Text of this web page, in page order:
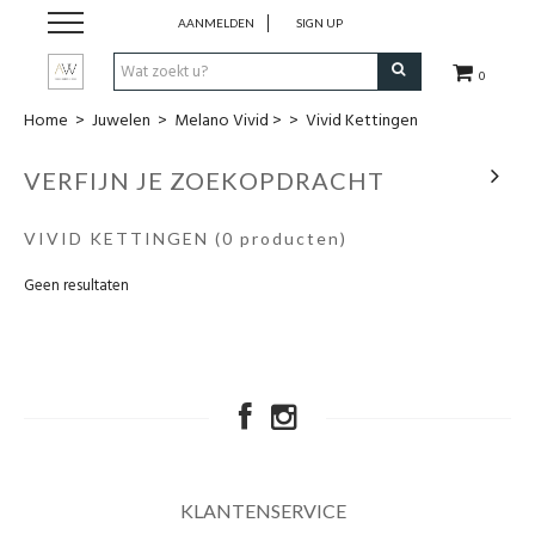
0
AANMELDEN SIGN UP
Dames Kleding
Heren kleding
Home > Juwelen > Melano Vivid > > Vivid Kettingen
VERFIJN JE ZOEKOPDRACHT
VIVID KETTINGEN (0 producten)
Geen resultaten
KLANTENSERVICE